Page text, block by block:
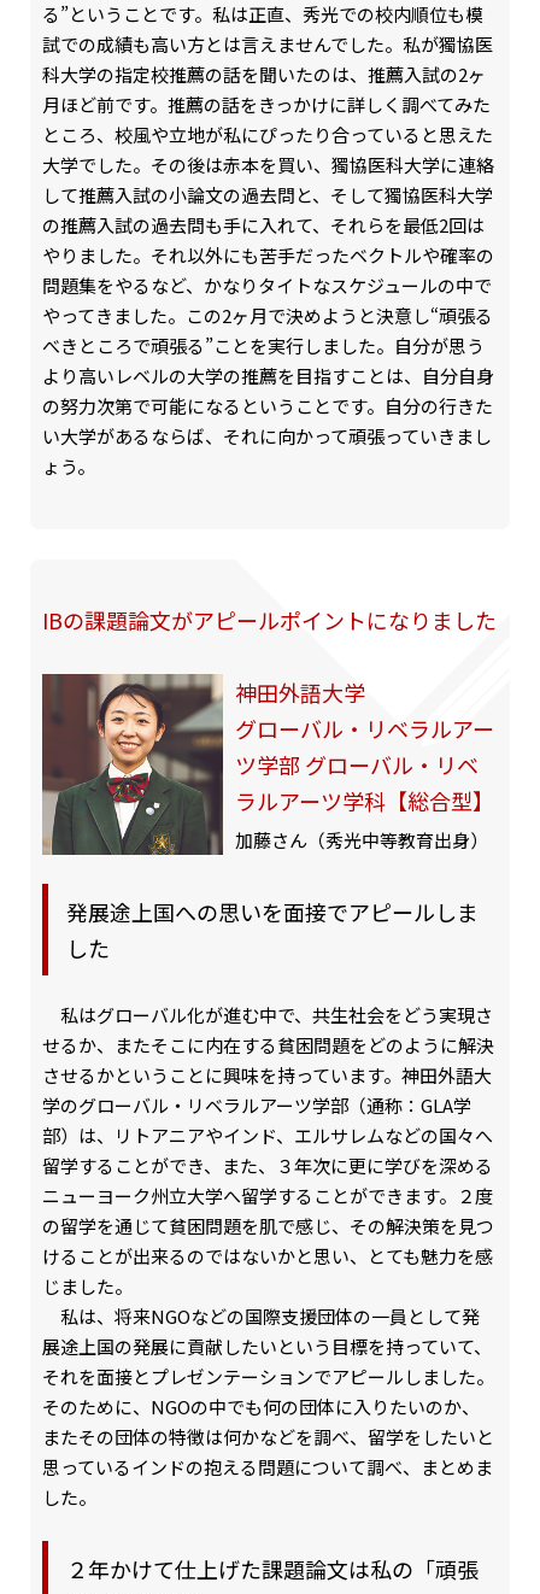
る”ということです。私は正直、秀光での校内順位も模
試での成績も高い方とは言えませんでした。私が獨協医
科大学の指定校推薦の話を聞いたのは、推薦入試の2ヶ
月ほど前です。推薦の話をきっかけに詳しく調べてみた
ところ、校風や立地が私にぴったり合っていると思えた
大学でした。その後は赤本を買い、獨協医科大学に連絡
して推薦入試の小論文の過去問と、そして獨協医科大学
の推薦入試の過去問も手に入れて、それらを最低2回は
やりました。それ以外にも苦手だったベクトルや確率の
問題集をやるなど、かなりタイトなスケジュールの中で
やってきました。この2ヶ月で決めようと決意し“頑張る
べきところで頑張る”ことを実行しました。自分が思う
より高いレベルの大学の推薦を目指すことは、自分自身
の努力次第で可能になるということです。自分の行きた
い大学があるならば、それに向かって頑張っていきまし
ょう。
IBの課題論文がアピールポイントになりました
神田外語大学
グローバル・リベラルアー
ツ学部 グローバル・リベ
ラルアーツ学科【総合型】
加藤さん（秀光中等教育出身）
発展途上国への思いを面接でアピールしま
した
私はグローバル化が進む中で、共生社会をどう実現さ
せるか、またそこに内在する貧困問題をどのように解決
させるかということに興味を持っています。神田外語大
学のグローバル・リベラルアーツ学部（通称：GLA学
部）は、リトアニアやインド、エルサレムなどの国々へ
留学することができ、また、３年次に更に学びを深める
ニューヨーク州立大学へ留学することができます。２度
の留学を通じて貧困問題を肌で感じ、その解決策を見つ
けることが出来るのではないかと思い、とても魅力を感
じました。
私は、将来NGOなどの国際支援団体の一員として発
展途上国の発展に貢献したいという目標を持っていて、
それを面接とプレゼンテーションでアピールしました。
そのために、NGOの中でも何の団体に入りたいのか、
またその団体の特徴は何かなどを調べ、留学をしたいと
思っているインドの抱える問題について調べ、まとめま
した。
２年かけて仕上げた課題論文は私の「頑張